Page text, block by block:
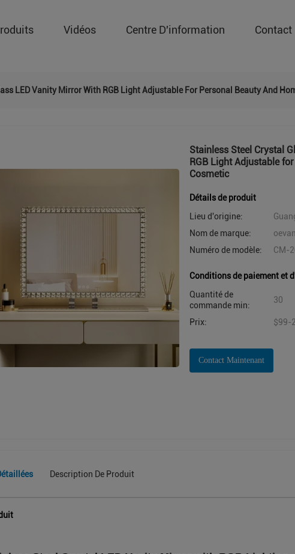
Vidéos Centre D'information Contact
LED Vanity Mirror With RGB Light Adjustable For Personal Beauty And
Stainless Steel Crystal
RGB Light Adjustable
Cosmetic
Détails de produit
Lieu d'origine:
Nom de marque:
Numéro de modèle:
CM-
Conditions de paiement et
Quantité de
commande min:
30
Prix: $99-
Contact Maintenant
Description De Produit